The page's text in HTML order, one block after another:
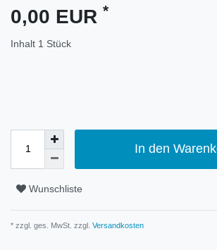
0,00 EUR *
Inhalt 1 Stück
In den
Wunschliste
* zzgl. ges. MwSt. zzgl. Versandkosten